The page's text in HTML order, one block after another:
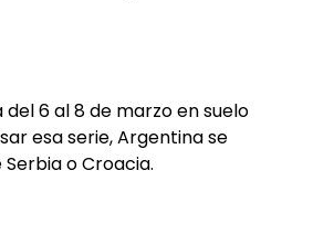
del 6 al 8 de marzo en suelo
esa serie, Argentina se
o Croacia.